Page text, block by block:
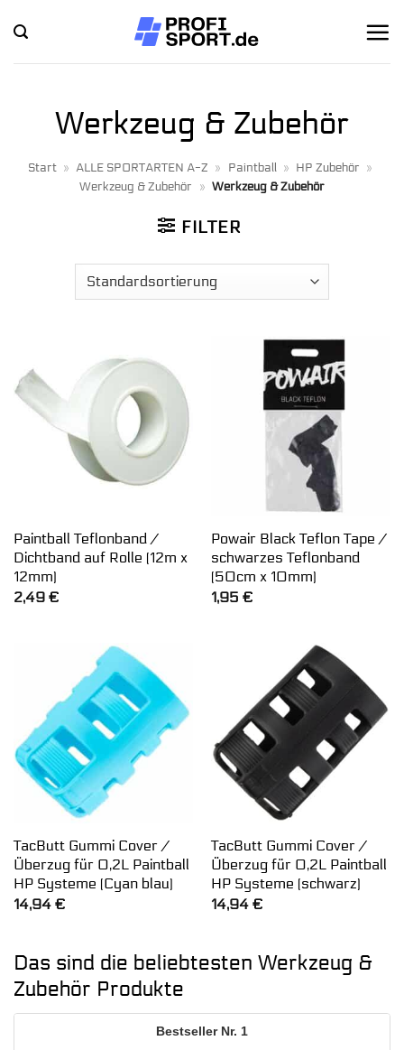
Inhalt
springen
Werkzeug & Zubehör
Start » ALLE SPORTARTEN A-Z » Paintball » HP Zubehör »
Werkzeug & Zubehör
» Werkzeug & Zubehör
FILTER
Paintball Teflonband /
Dichtband auf Rolle (12m x
12mm)
2,49 €
Powair Black Teflon Tape /
schwarzes Teflonband
(50cm x 10mm)
1,95 €
TacButt Gummi Cover /
Überzug für 0,2L Paintball
HP Systeme (Cyan blau)
14,94 €
TacButt Gummi Cover /
Überzug für 0,2L Paintball
HP Systeme (schwarz)
14,94 €
Das sind die beliebtesten Werkzeug &
Zubehör Produkte
1